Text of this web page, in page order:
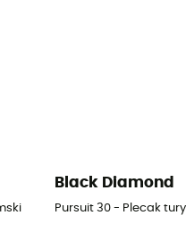
Black Diamond
Pursuit 30 - Plecak